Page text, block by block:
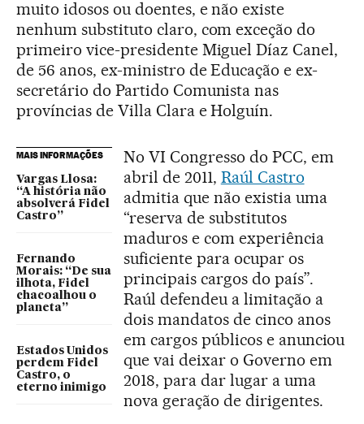
muito idosos ou doentes, e não existe
nenhum substituto claro, com exceção do
primeiro vice-presidente Miguel Díaz Canel,
de 56 anos, ex-ministro de Educação e ex-
secretário do Partido Comunista nas
províncias de Villa Clara e Holguín.
MAIS INFORMAÇÕES
Vargas Llosa:
“A história não
absolverá Fidel
Castro”
Fernando
Morais: “De sua
ilhota, Fidel
chacoalhou o
planeta”
Estados Unidos
perdem Fidel
Castro, o
eterno inimigo
No VI Congresso do PCC, em
abril de 2011, Raúl Castro
admitia que não existia uma
“reserva de substitutos
maduros e com experiência
suficiente para ocupar os
principais cargos do país”.
Raúl defendeu a limitação a
dois mandatos de cinco anos
em cargos públicos e anunciou
que vai deixar o Governo em
2018, para dar lugar a uma
nova geração de dirigentes.